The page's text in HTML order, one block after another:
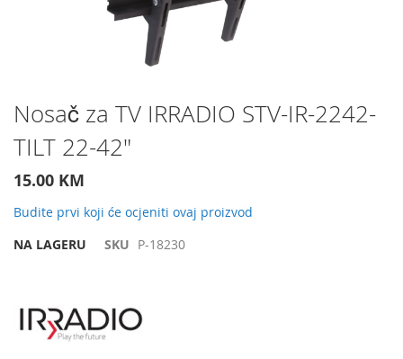
Preskočite
na
početak
galerije
slika
Nosač za TV IRRADIO STV-IR-2242-
TILT 22-42"
15.00 KM
Budite prvi koji će ocjeniti ovaj proizvod
NA LAGERU
SKU P-18230